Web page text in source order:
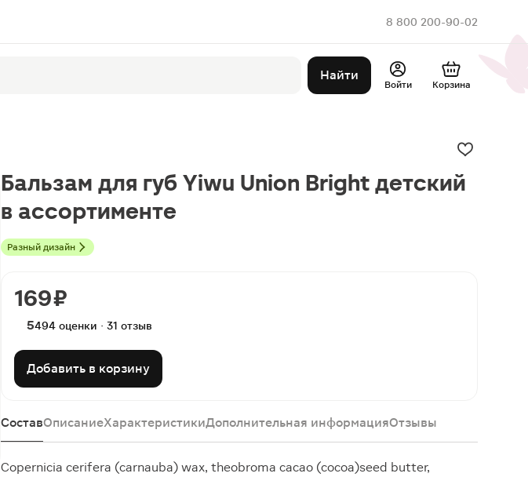
8 800 200-90-02
Найти
Войти Корзина
Разный дизайн
Бальзам для губ Yiwu Union Bright детский
в ассортименте
169 ₽
5494 оценки · 31 отзыв
Добавить в корзину
СоставОписаниеХарактеристикиДополнительная информацияОтзывы
Сopernicia cerifera (carnauba) wax, theobroma cacao (cocoa)seed butter,